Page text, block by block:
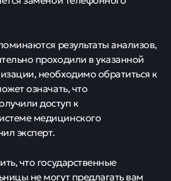
результаты анализов,
проходили в указанной
необходимо обратиться к
означать, что
доступ к
медицинского
эксперт.
что государственные
не могут предлагать вам